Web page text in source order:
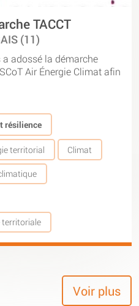
TACCT
(11)
a adossé la démarche
Air Énergie Climat afin
résilience
territorial Climat
territoriale
Voir plus